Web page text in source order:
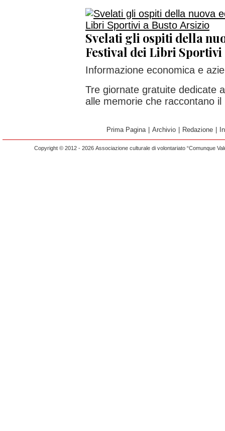
Svelati gli ospiti della
Festival dei Libri Sportivi
Informazione economica e
Tre giornate gratuite dedicate
alle memorie che raccontano
Prima Pagina Archivio Redazione
Copyright © 2012 - 2026 Associazione culturale di volontariato “Comunque